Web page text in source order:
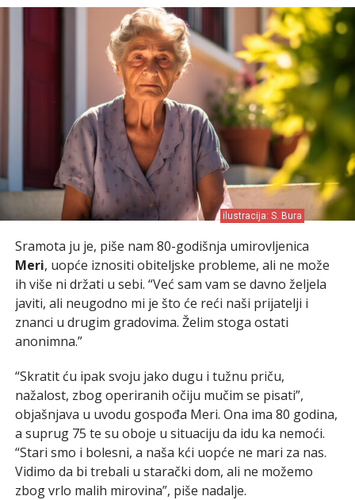
ilustracija: S. Bura
Sramota ju je, piše nam 80-godišnja umirovljenica
Meri, uopće iznositi obiteljske probleme, ali ne može
ih više ni držati u sebi. “Već sam vam se davno željela
javiti, ali neugodno mi je što će reći naši prijatelji i
znanci u drugim gradovima. Želim stoga ostati
anonimna.”
“Skratit ću ipak svoju jako dugu i tužnu priču,
nažalost, zbog operiranih očiju mučim se pisati”,
objašnjava u uvodu gospođa Meri. Ona ima 80 godina,
a suprug 75 te su oboje u situaciju da idu ka nemoći.
“Stari smo i bolesni, a naša kći uopće ne mari za nas.
Vidimo da bi trebali u starački dom, ali ne možemo
zbog vrlo malih mirovina”, piše nadalje.